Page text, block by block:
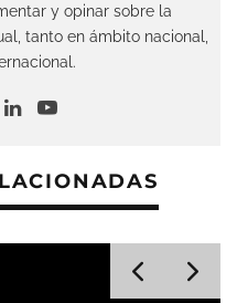
y opinar sobre la
tanto en ámbito nacional,